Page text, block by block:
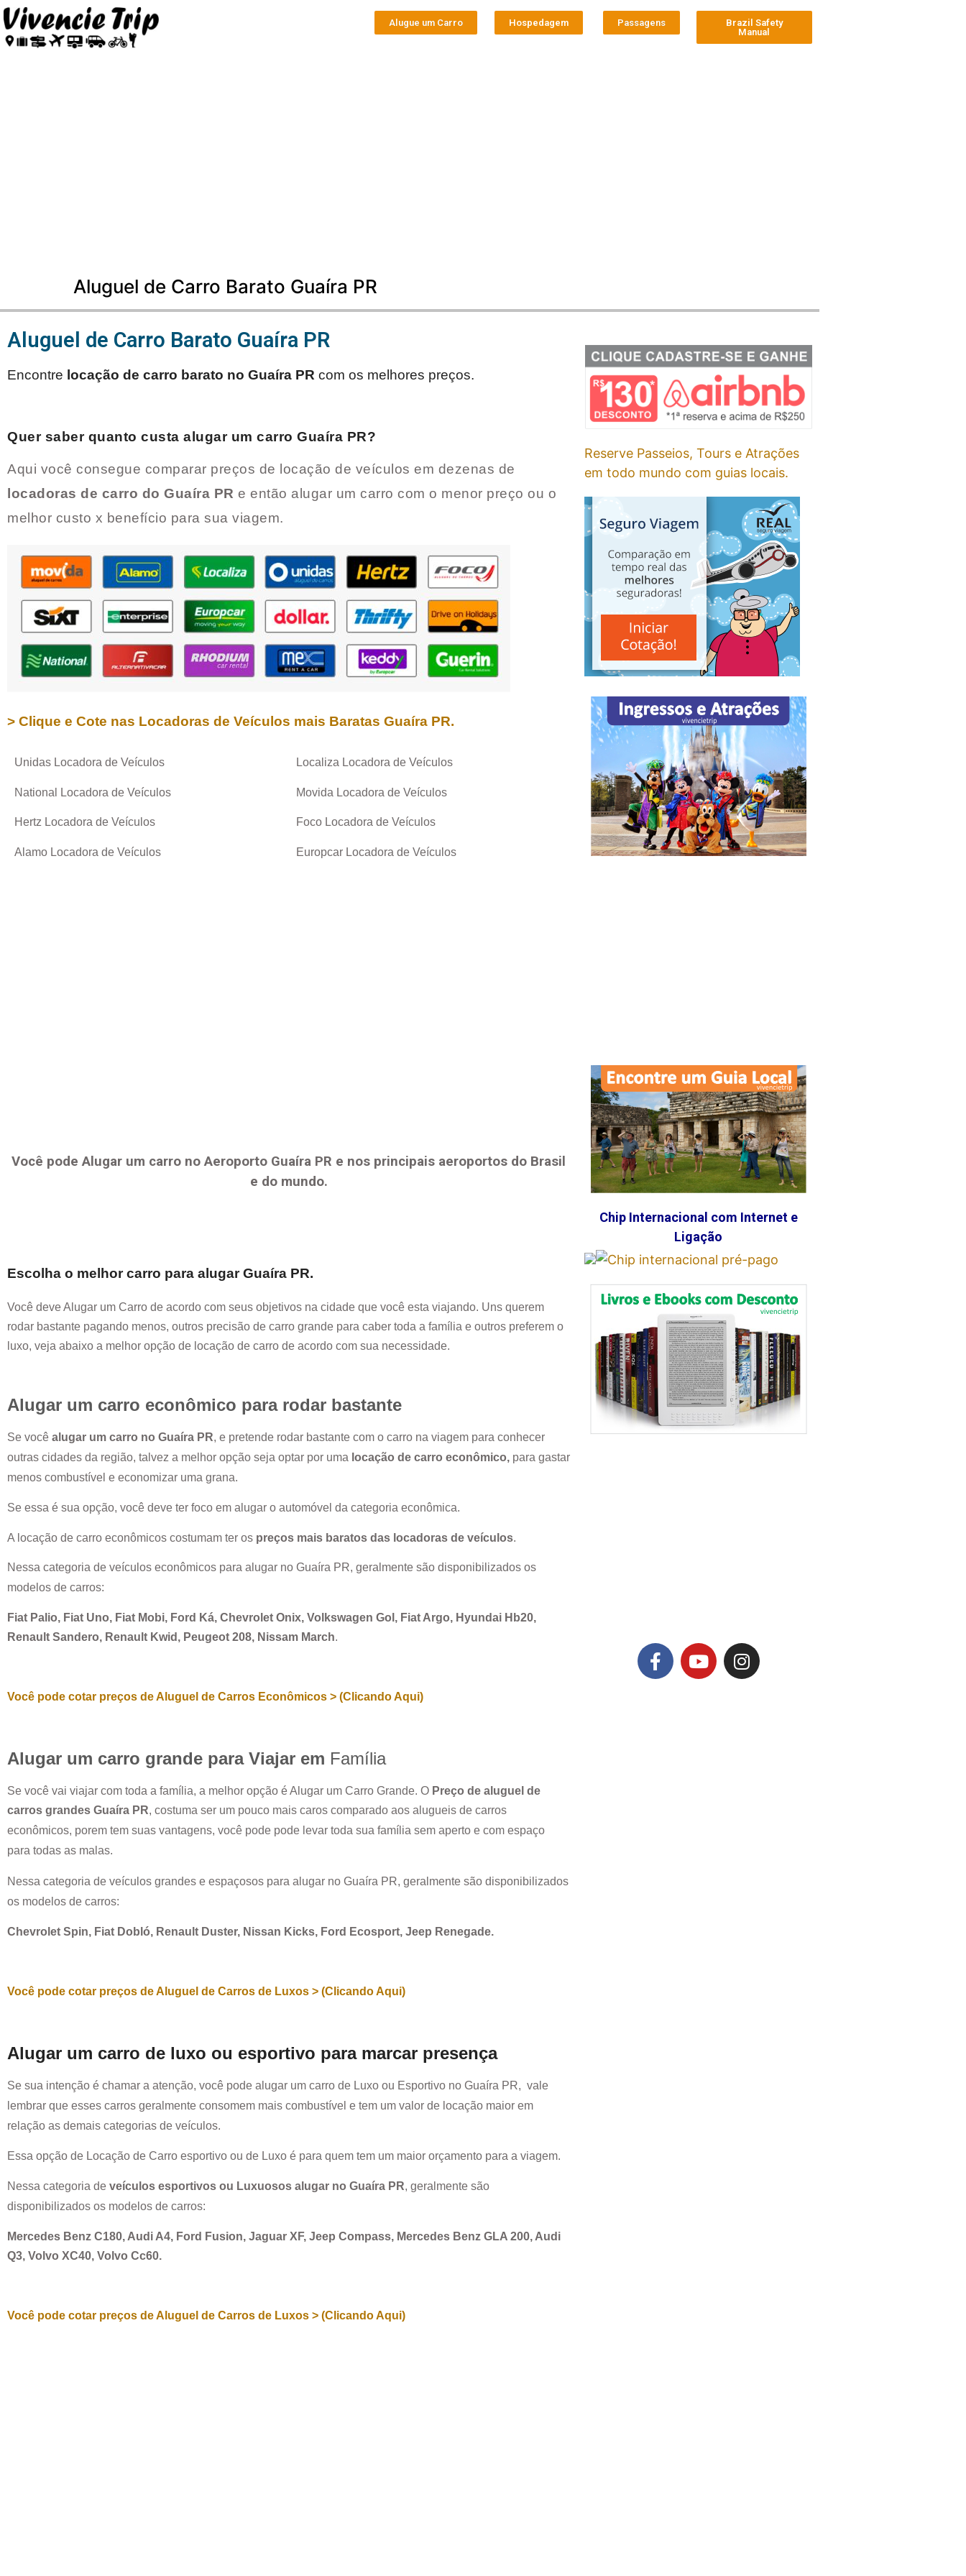
Alugue um Carro Hospedagem Passagens
Brazil Safety
Manual
Aluguel de Carro Barato Guaíra PR
Aluguel de Carro Barato Guaíra PR
Encontre locação de carro barato no Guaíra PR com os melhores preços.
Quer saber quanto custa alugar um carro Guaíra PR?
Aqui você consegue comparar preços de locação de veículos em dezenas de
locadoras de carro do Guaíra PR e então alugar um carro com o menor preço ou o
melhor custo x benefício para sua viagem.
> Clique e Cote nas Locadoras de Veículos mais Baratas Guaíra PR.
Unidas Locadora de Veículos
National Locadora de Veículos
Hertz Locadora de Veículos
Alamo Locadora de Veículos
Localiza Locadora de Veículos
Movida Locadora de Veículos
Foco Locadora de Veículos
Europcar Locadora de Veículos
Você pode Alugar um carro no Aeroporto Guaíra PR e nos principais aeroportos do Brasil
e do mundo.
Escolha o melhor carro para alugarGuaíra PR.
Você deve Alugar um Carro de acordo com seus objetivos na cidade que você esta viajando. Uns querem
rodar bastante pagando menos, outros precisão de carro grande para caber toda a família e outros preferem o
luxo, veja abaixo a melhor opção de locação de carro de acordo com sua necessidade.
Alugar um carro econômico para rodar bastante
Se você alugar um carro no Guaíra PR, e pretende rodar bastante com o carro na viagem para conhecer
outras cidades da região, talvez a melhor opção seja optar por uma locação de carro econômico, para gastar
menos combustível e economizar uma grana.
Se essa é sua opção, você deve ter foco em alugar o automóvel da categoria econômica.
A locação de carro econômicos costumam ter os preços mais baratos das locadoras de veículos.
Nessa categoria de veículos econômicos para alugar no Guaíra PR, geralmente são disponibilizados os
modelos de carros:
Fiat Palio, Fiat Uno, Fiat Mobi, Ford Ká, Chevrolet Onix, Volkswagen Gol, Fiat Argo, Hyundai Hb20,
Renault Sandero, Renault Kwid, Peugeot 208, Nissam March.
Você pode cotar preços de Aluguel de Carros Econômicos > (Clicando Aqui)
Alugar um carro grande para Viajar em Família
Se você vai viajar com toda a família, a melhor opção é Alugar um Carro Grande. O Preço de aluguel de
carros grandes Guaíra PR, costuma ser um pouco mais caros comparado aos alugueis de carros
econômicos, porem tem suas vantagens, você pode pode levar toda sua família sem aperto e com espaço
para todas as malas.
Nessa categoria de veículos grandes e espaçosos para alugar no Guaíra PR, geralmente são disponibilizados
os modelos de carros:
Chevrolet Spin, Fiat Dobló, Renault Duster, Nissan Kicks, Ford Ecosport, Jeep Renegade.
Você pode cotar preços de Aluguel de Carros de Luxos > (Clicando Aqui)
Alugar um carro de luxo ou esportivo para marcar presença
Se sua intenção é chamar a atenção, você pode alugar um carro de Luxo ou Esportivo no Guaíra PR, vale
lembrar que esses carros geralmente consomem mais combustível e tem um valor de locação maior em
relação as demais categorias de veículos.
Essa opção de Locação de Carro esportivo ou de Luxo é para quem tem um maior orçamento para a viagem.
Nessa categoria de veículos esportivos ou Luxuosos alugar no Guaíra PR, geralmente são
disponibilizados os modelos de carros:
Mercedes Benz C180, Audi A4, Ford Fusion, Jaguar XF, Jeep Compass, Mercedes Benz GLA 200, Audi
Q3, Volvo XC40, Volvo Cc60.
Você pode cotar preços de Aluguel de Carros de Luxos > (Clicando Aqui)
Reserve Passeios, Tours e Atrações
em todo mundo com guias locais.
Chip Internacional com Internet e
Ligação